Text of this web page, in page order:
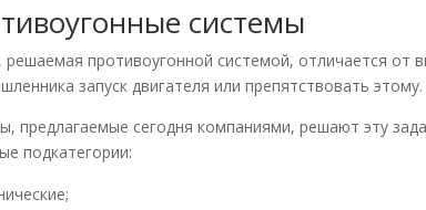
системы
решаемая противоугонной системой, отличается
запуск двигателя или препятствовать этому.
предлагаемые сегодня компаниями, решают эту
подкатегории: